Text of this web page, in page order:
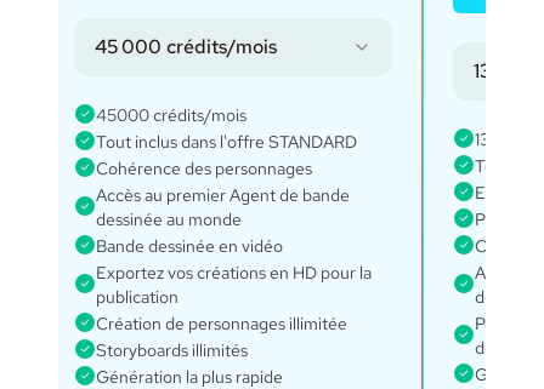
45 000 crédits/mois
45000 crédits/mois
Tout inclus dans l'offre STANDARD
Cohérence des personnages
Accès au premier Agent de bande
dessinée au monde
Bande dessinée en vidéo
Exportez vos créations en HD pour la
publication
Création de personnages illimitée
Storyboards illimités
Génération la plus rapide
135
135000
Tout
Every
Projets
Accès